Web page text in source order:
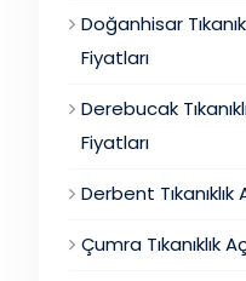
Doğanhisar
Fiyatları
Derebucak
Fiyatları
Derbent
Çumra Tıkanıklık